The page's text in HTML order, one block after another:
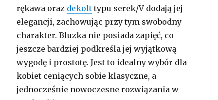
rękawa oraz dekolt typu serek/V dodają jej
elegancji, zachowując przy tym swobodny
charakter. Bluzka nie posiada zapięć, co
jeszcze bardziej podkreśla jej wyjątkową
wygodę i prostotę. Jest to idealny wybór dla
kobiet ceniących sobie klasyczne, a
jednocześnie nowoczesne rozwiązania w